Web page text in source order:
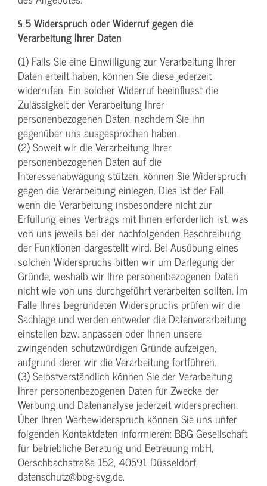
§ 5 Widerspruch oder Widerruf gegen die
Verarbeitung Ihrer Daten
(1) Falls Sie eine Einwilligung zur Verarbeitung Ihrer
Daten erteilt haben, können Sie diese jederzeit
widerrufen. Ein solcher Widerruf beeinflusst die
Zulässigkeit der Verarbeitung Ihrer
personenbezogenen Daten, nachdem Sie ihn
gegenüber uns ausgesprochen haben.
(2) Soweit wir die Verarbeitung Ihrer
personenbezogenen Daten auf die
Interessenabwägung stützen, können Sie Widerspruch
gegen die Verarbeitung einlegen. Dies ist der Fall,
wenn die Verarbeitung insbesondere nicht zur
Erfüllung eines Vertrags mit Ihnen erforderlich ist, was
von uns jeweils bei der nachfolgenden Beschreibung
der Funktionen dargestellt wird. Bei Ausübung eines
solchen Widerspruchs bitten wir um Darlegung der
Gründe, weshalb wir Ihre personenbezogenen Daten
nicht wie von uns durchgeführt verarbeiten sollten. Im
Falle Ihres begründeten Widerspruchs prüfen wir die
Sachlage und werden entweder die Datenverarbeitung
einstellen bzw. anpassen oder Ihnen unsere
zwingenden schutzwürdigen Gründe aufzeigen,
aufgrund derer wir die Verarbeitung fortführen.
(3) Selbstverständlich können Sie der Verarbeitung
Ihrer personenbezogenen Daten für Zwecke der
Werbung und Datenanalyse jederzeit widersprechen.
Über Ihren Werbewiderspruch können Sie uns unter
folgenden Kontaktdaten informieren: BBG Gesellschaft
für betriebliche Beratung und Betreuung mbH,
Oerschbachstraße 152, 40591 Düsseldorf,
datenschutz@bbg-svg.de.